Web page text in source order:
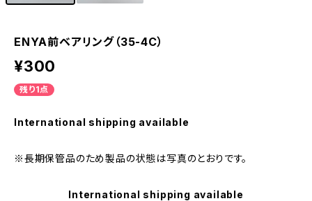
ENYA前ベアリング（35-4C）
¥300
残り1点
International shipping available
※長期保管品のため製品の状態は写真のとおりです。
International shipping available